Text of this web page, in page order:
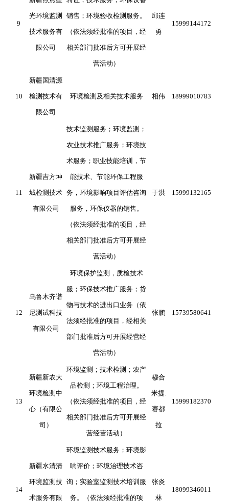
9
光环境监测
技术服务有
限公司
销售；环境验收检测服务。
（依法须经批准的项目，经
相关部门批准后方可开展经
营活动）
邱连
勇
15999144172
10
新疆国清源
检测技术有
限公司
环境检测及相关技术服务 相伟 18999010783
11
新疆吉方坤
城检测技术
有限公司
技术监测服务；环境监测；
农业技术推广服务；环境技
术服务；职业技能培训，节
能技术、节能环保工程服
务，环境影响项目评估咨询
服务，环保仪器的销售。
（依法须经批准的项目，经
相关部门批准后方可开展经
营活动）
于洪 15999132165
12
乌鲁木齐谱
尼测试科技
有限公司
环境保护监测，质检技术
服；环保技术推广服务；货
物与技术的进出口业务（依
法须经批准的项目，经相关
部门批准后方可开展经营经
营活动）
张鹏 15739580641
13
新疆新农大
环境检测中
心（有限公
司）
环境监测；技术检测；农产
品检测；环境工程治理。
（依法须经批准的项目，经
相关部门批准后方可开展经
营经营活动）
穆合
米提.
赛都
拉
15999182370
14
新疆水清清
环境监测技
术服务有限
环境监测技术服务；环境影
响评价；环境治理技术咨
询；实验室监测技术培训服
务。（依法须经批准的项
张炎
林
18099346011